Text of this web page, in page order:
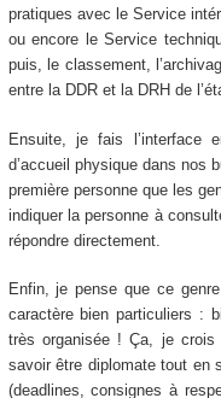
pratiques avec le Service
ou encore le Service
puis, le classement,
entre la DDR et la DRH de
Ensuite, je fais l’interface
d’accueil physique dans nos
première personne que les
indiquer la personne à
répondre directement.
Enfin, je pense que ce
caractère bien particuliers :
très organisée ! Ça, je
savoir être diplomate tout en
(deadlines, consignes à